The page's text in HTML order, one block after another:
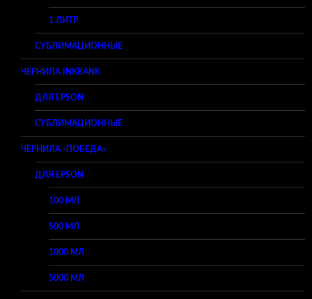
1 ЛИТР
СУБЛИМАЦИОННЫЕ
ЧЕРНИЛА INKBANK
ДЛЯ EPSON
СУБЛИМАЦИОННЫЕ
ЧЕРНИЛА «ПОБЕДА»
ДЛЯ EPSON
100 МЛ
500 МЛ
1000 МЛ
5000 МЛ